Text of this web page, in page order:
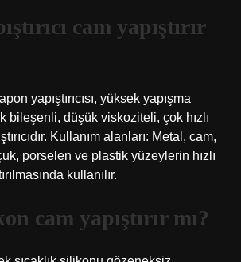
cam yapıştırır
yapıştırıcısı, yüksek yapışma
bileşenli, düşük viskoziteli, çok hızlı
Kullanım alanları: Metal, cam,
porselen ve plastik yüzeylerin hızlı
kullanılır.
cam yapıştırır mı?